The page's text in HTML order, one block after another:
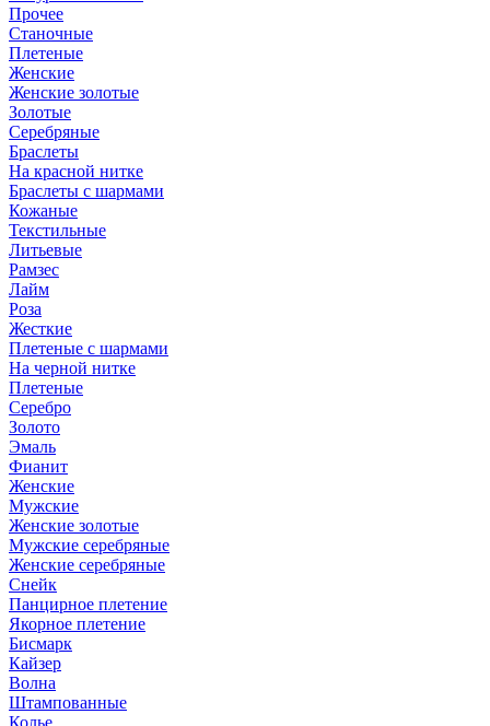
Прочее
Станочные
Плетеные
Женские
Женские золотые
Золотые
Серебряные
Браслеты
На красной нитке
Браслеты с шармами
Кожаные
Текстильные
Литьевые
Рамзес
Лайм
Роза
Жесткие
Плетеные с шармами
На черной нитке
Плетеные
Серебро
Золото
Эмаль
Фианит
Женские
Мужские
Женские золотые
Мужские серебряные
Женские серебряные
Снейк
Панцирное плетение
Якорное плетение
Бисмарк
Кайзер
Волна
Штампованные
Колье